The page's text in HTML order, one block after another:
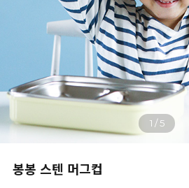
1 /5
봉봉 스텐 머그컵